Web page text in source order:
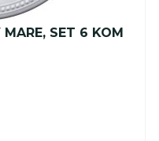
SET 6 KOM